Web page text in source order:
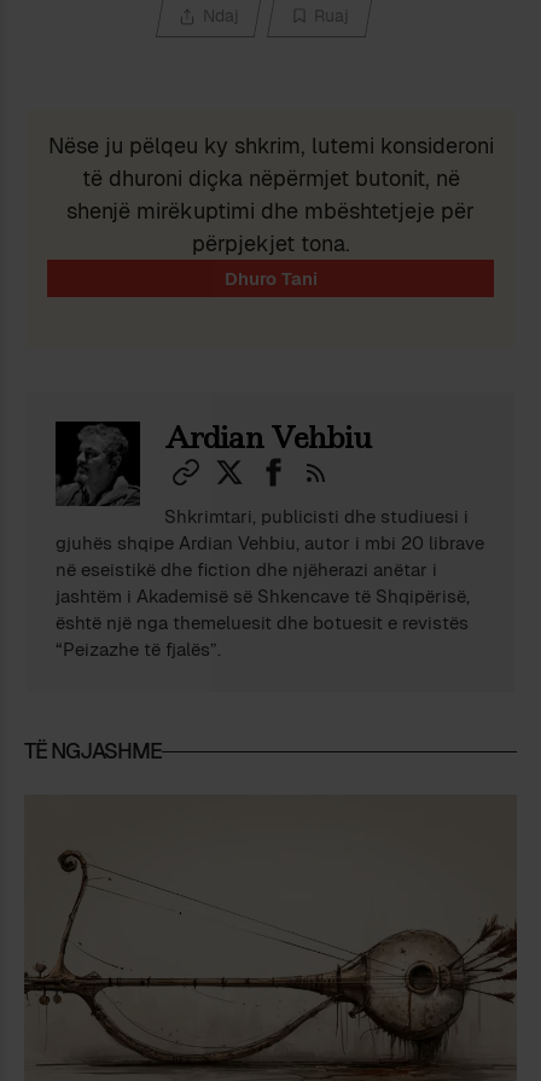
Ndaj Ruaj
Nëse ju pëlqeu ky shkrim, lutemi konsideroni
të dhuroni diçka nëpërmjet butonit, në
shenjë mirëkuptimi dhe mbështetjeje për
përpjekjet tona.
Ardian Vehbiu
Shkrimtari, publicisti dhe studiuesi i
gjuhës shqipe Ardian Vehbiu, autor i mbi 20 librave
në eseistikë dhe fiction dhe njëherazi anëtar i
jashtëm i Akademisë së Shkencave të Shqipërisë,
është një nga themeluesit dhe botuesit e revistës
“Peizazhe të fjalës”.
TË NGJASHME